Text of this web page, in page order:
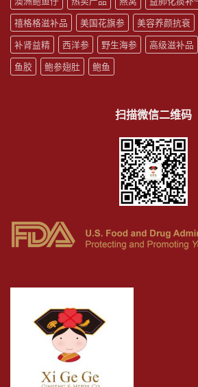
护
伞！
生
禧格格滋补品
美国花旗参 美容养颜抗衰
补肾益精
西洋参 野生海参 高级滋补品
鱼胶
鲍参翅肚 鲍鱼
扫描微信二维码